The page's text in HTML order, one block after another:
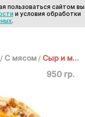
/ С мясом / Сыр и мясо 35 см
950 гр.
пользоваться сайтом вы
и условия обработки
.